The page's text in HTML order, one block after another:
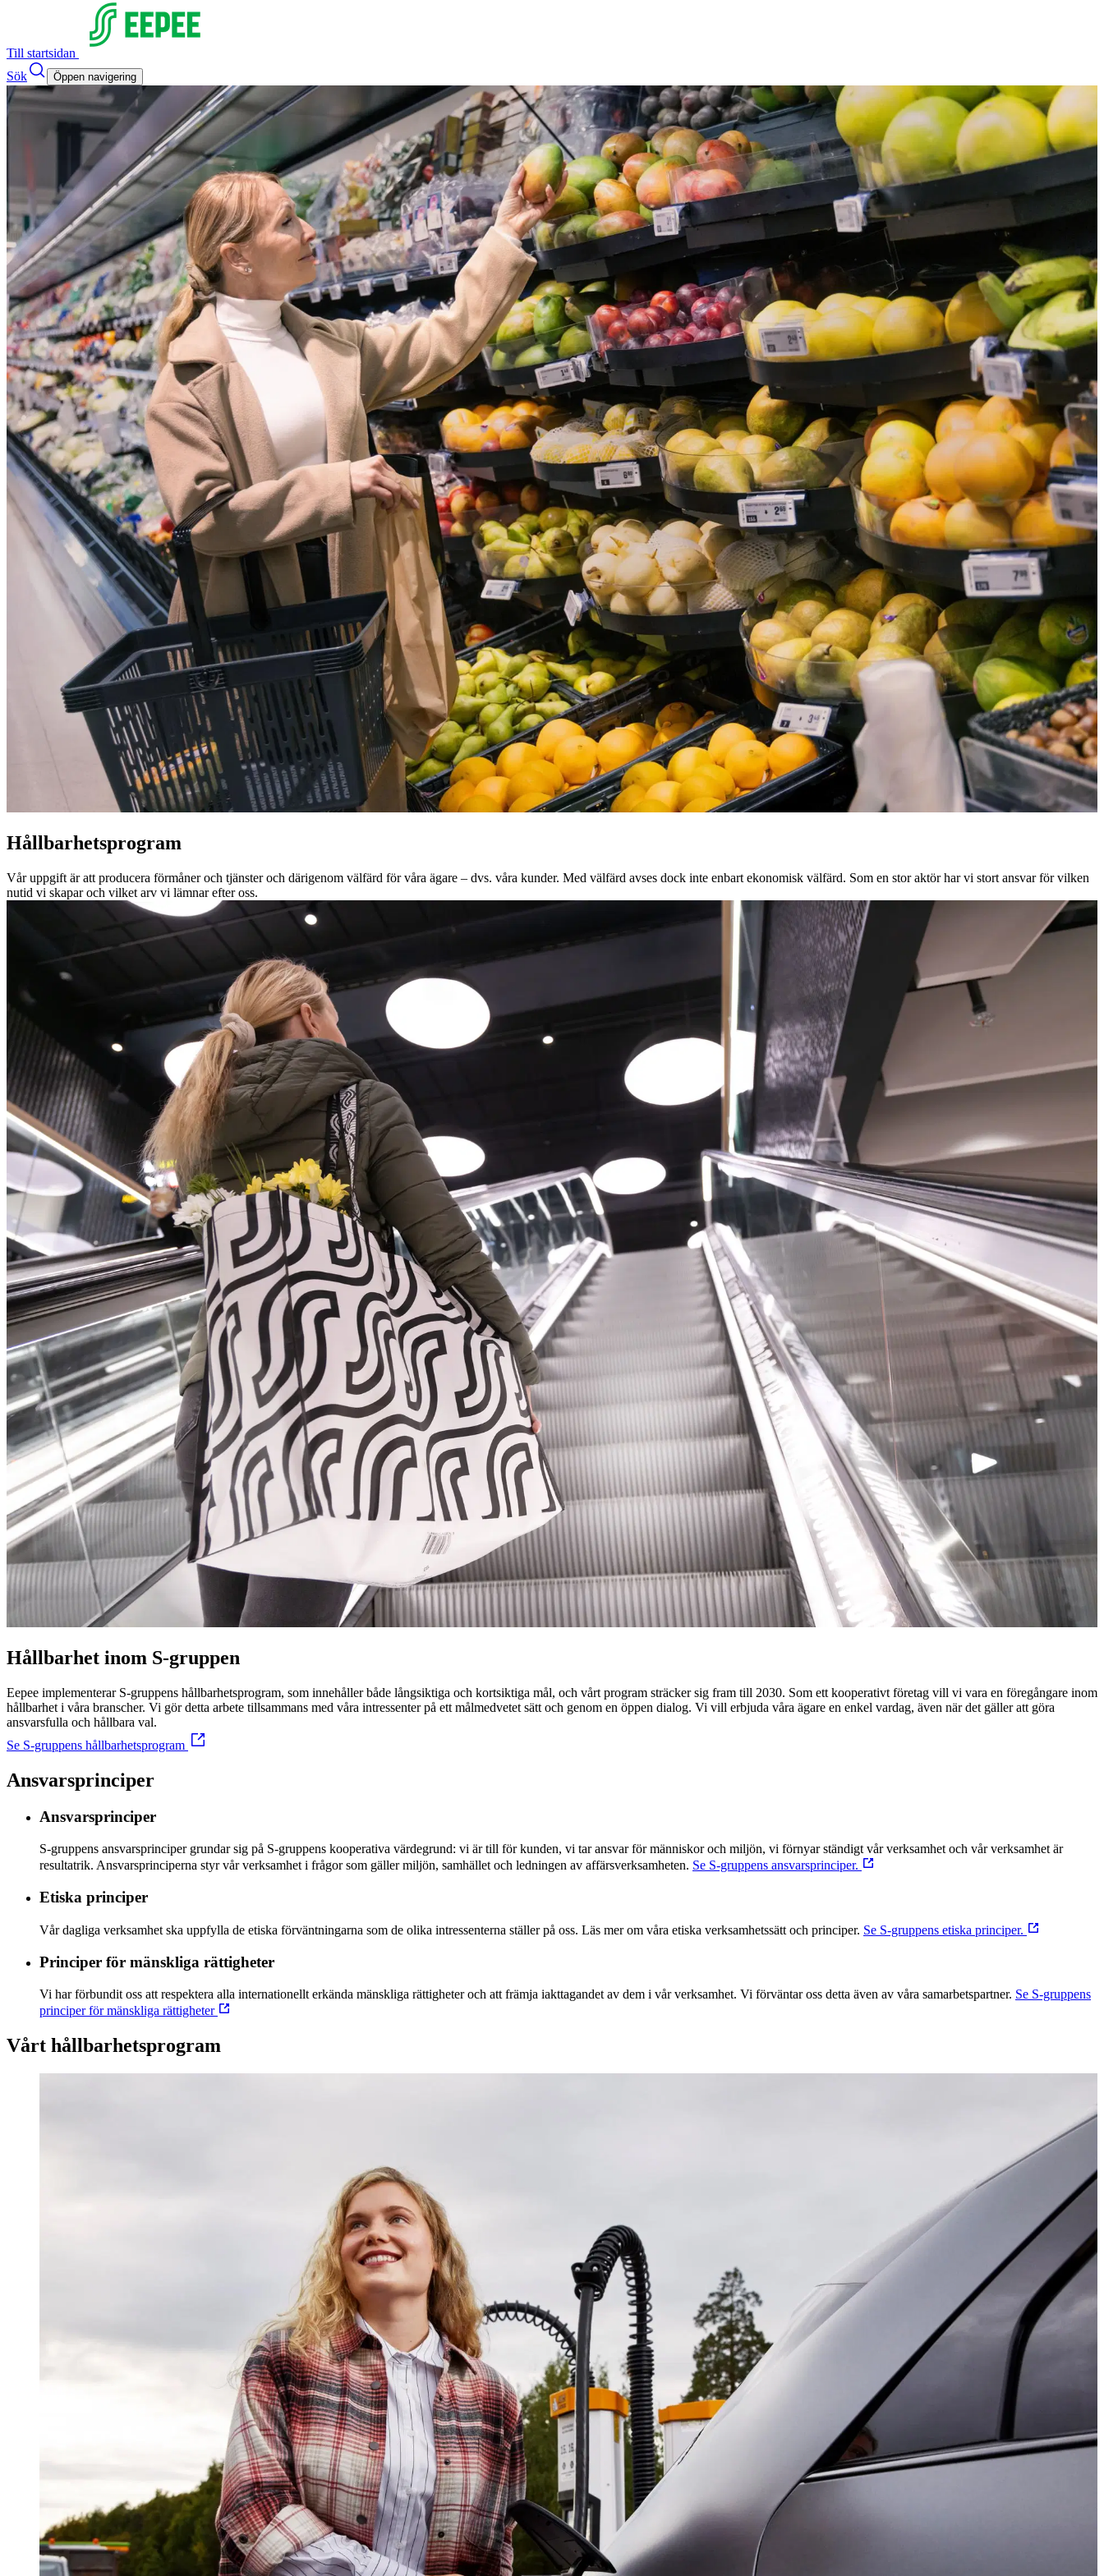
Till startsidan
Sök
Öppen navigering
Hållbarhets­program
Vår uppgift är att producera förmåner och tjänster och därigenom välfärd för våra ägare – dvs. våra kunder. Med välfärd avses dock inte enbart ekonomisk välfärd. Som en stor aktör har vi stort ansvar för vilken
nutid vi skapar och vilket arv vi lämnar efter oss.
Hållbarhet inom S-gruppen
Eepee implementerar S-gruppens hållbarhetsprogram, som innehåller både långsiktiga och kortsiktiga mål, och vårt program sträcker sig fram till 2030. Som ett kooperativt företag vill vi vara en föregångare inom
hållbarhet i våra branscher. Vi gör detta arbete tillsammans med våra intressenter på ett målmedvetet sätt och genom en öppen dialog. Vi vill erbjuda våra ägare en enkel vardag, även när det gäller att göra
ansvarsfulla och hållbara val.
Se S-gruppens hållbarhetsprogram
Ansvarsprinciper
Ansvarsprinciper
S-gruppens ansvarsprinciper grundar sig på S-gruppens kooperativa värdegrund: vi är till för kunden, vi tar ansvar för människor och miljön, vi förnyar ständigt vår verksamhet och vår verksamhet är
resultatrik. Ansvarsprinciperna styr vår verksamhet i frågor som gäller miljön, samhället och ledningen av affärsverksamheten. Se S-gruppens ansvarsprinciper.
Etiska principer
Vår dagliga verksamhet ska uppfylla de etiska förväntningarna som de olika intressenterna ställer på oss. Läs mer om våra etiska verksamhetssätt och principer. Se S-gruppens etiska principer.
Principer för mänskliga rättigheter
Vi har förbundit oss att respektera alla internationellt erkända mänskliga rättigheter och att främja iakttagandet av dem i vår verksamhet. Vi förväntar oss detta även av våra samarbetspartner. Se S-gruppens
principer för mänskliga rättigheter
Vårt hållbarhetsprogram